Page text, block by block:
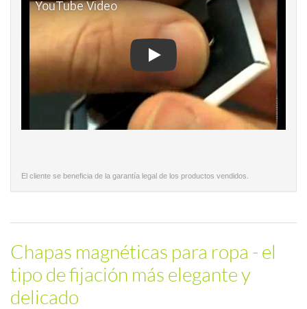
El cliente se beneficia de la garantía legal de los productos vendidos.
Chapas magnéticas para ropa - el
tipo de fijación más elegante y
delicado